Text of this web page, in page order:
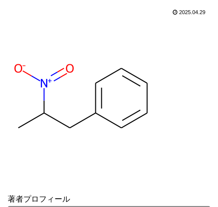
2025.04.29
著者プロフィール